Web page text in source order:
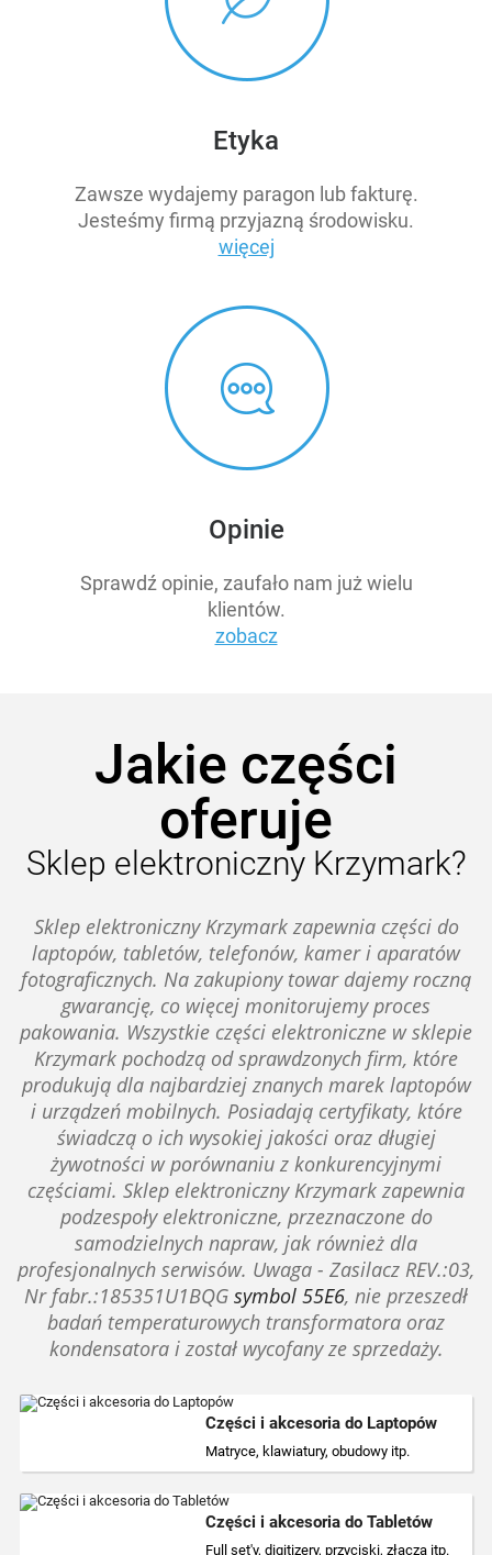
Etyka
Zawsze wydajemy paragon lub fakturę.
Jesteśmy firmą przyjazną środowisku.
więcej
Opinie
Sprawdź opinie, zaufało nam już wielu
klientów.
zobacz
Jakie części
oferuje
Sklep elektroniczny Krzymark?
Sklep elektroniczny Krzymark zapewnia części do
laptopów, tabletów, telefonów, kamer i aparatów
fotograficznych. Na zakupiony towar dajemy roczną
gwarancję, co więcej monitorujemy proces
pakowania. Wszystkie części elektroniczne w sklepie
Krzymark pochodzą od sprawdzonych firm, które
produkują dla najbardziej znanych marek laptopów
i urządzeń mobilnych. Posiadają certyfikaty, które
świadczą o ich wysokiej jakości oraz długiej
żywotności w porównaniu z konkurencyjnymi
częściami. Sklep elektroniczny Krzymark zapewnia
podzespoły elektroniczne, przeznaczone do
samodzielnych napraw, jak również dla
profesjonalnych serwisów. Uwaga - Zasilacz REV.:03,
Nr fabr.:185351U1BQG symbol 55E6, nie przeszedł
badań temperaturowych transformatora oraz
kondensatora i został wycofany ze sprzedaży.
Części i akcesoria do Laptopów
Matryce, klawiatury, obudowy itp.
Matryce, klawiatury, obudowy itp.
Części i akcesoria do Tabletów
Full set'y, digitizery, przyciski, złącza itp.
Full set'y, digitizery, przyciski, złącza itp.